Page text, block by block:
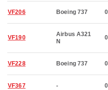
VF206 Boeing 737
VF190
Airbus A321
N
VF228 Boeing 737
VF367 -